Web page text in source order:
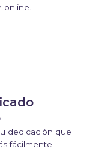
online.
dedicación que
fácilmente.